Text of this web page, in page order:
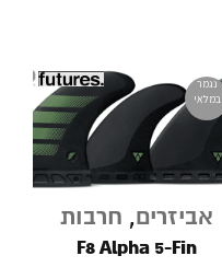
נגמר
במלאי
אביזרים, חרבות
F8 Alpha 5-Fin